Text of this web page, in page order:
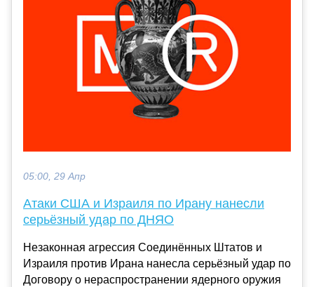
05:00, 29 Апр
Атаки США и Израиля по Ирану нанесли
серьёзный удар по ДНЯО
Незаконная агрессия Соединённых Штатов и
Израиля против Ирана нанесла серьёзный удар по
Договору о нераспространении ядерного оружия